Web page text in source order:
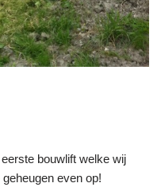
bouwlift welke wij
geheugen even op!